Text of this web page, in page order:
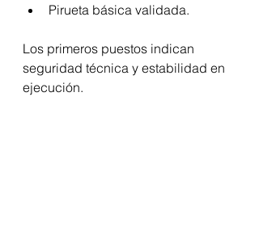
Pirueta básica validada.
Los primeros puestos indican
seguridad técnica y estabilidad en
ejecución.